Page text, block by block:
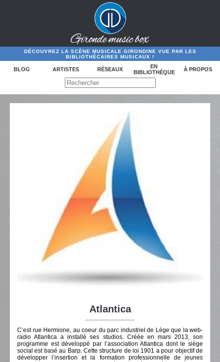
DÉCOUVREZ LA SCÈNE MUSICALE GIRONDINE VUE PAR LES
BIBLIOTHÉCAIRES MUSICAUX !
BLOG ARTISTES RÉSEAUX
EN
BIBLIOTHÈQUE
À PROPOS
Atlantica
C’est rue Hermione, au coeur du parc industriel de Lège que la web-
radio Atlantica a installé ses studios. Créée en mars 2013, son
programme est développé par l’association Atlantica dont le siège
social est basé au Barp. Cette structure de loi 1901 a pour objectif de
développer l’insertion et la formation professionnelle de jeunes